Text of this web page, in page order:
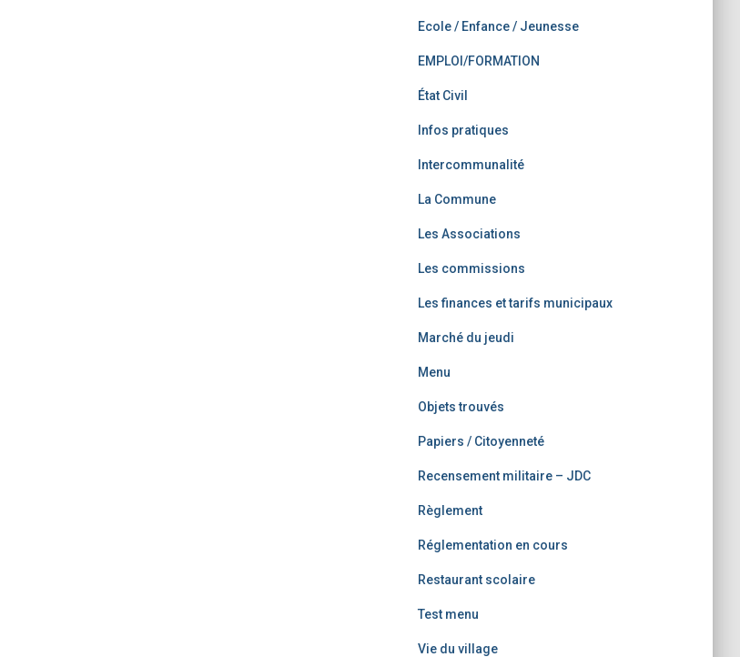
Ecole / Enfance / Jeunesse
EMPLOI/FORMATION
État Civil
Infos pratiques
Intercommunalité
La Commune
Les Associations
Les commissions
Les finances et tarifs municipaux
Marché du jeudi
Menu
Objets trouvés
Papiers / Citoyenneté
Recensement militaire – JDC
Règlement
Réglementation en cours
Restaurant scolaire
Test menu
Vie du village